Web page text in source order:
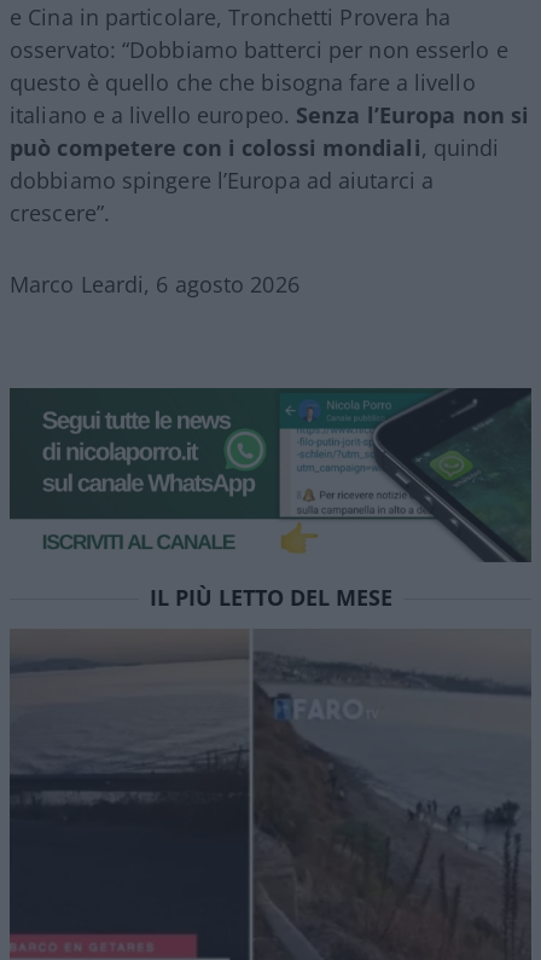
e Cina in particolare, Tronchetti Provera ha
osservato: “Dobbiamo batterci per non esserlo e
questo è quello che che bisogna fare a livello
italiano e a livello europeo. Senza l’Europa non si
può competere con i colossi mondiali, quindi
dobbiamo spingere l’Europa ad aiutarci a
crescere”.
Marco Leardi, 6 agosto 2026
IL PIÙ LETTO DEL MESE